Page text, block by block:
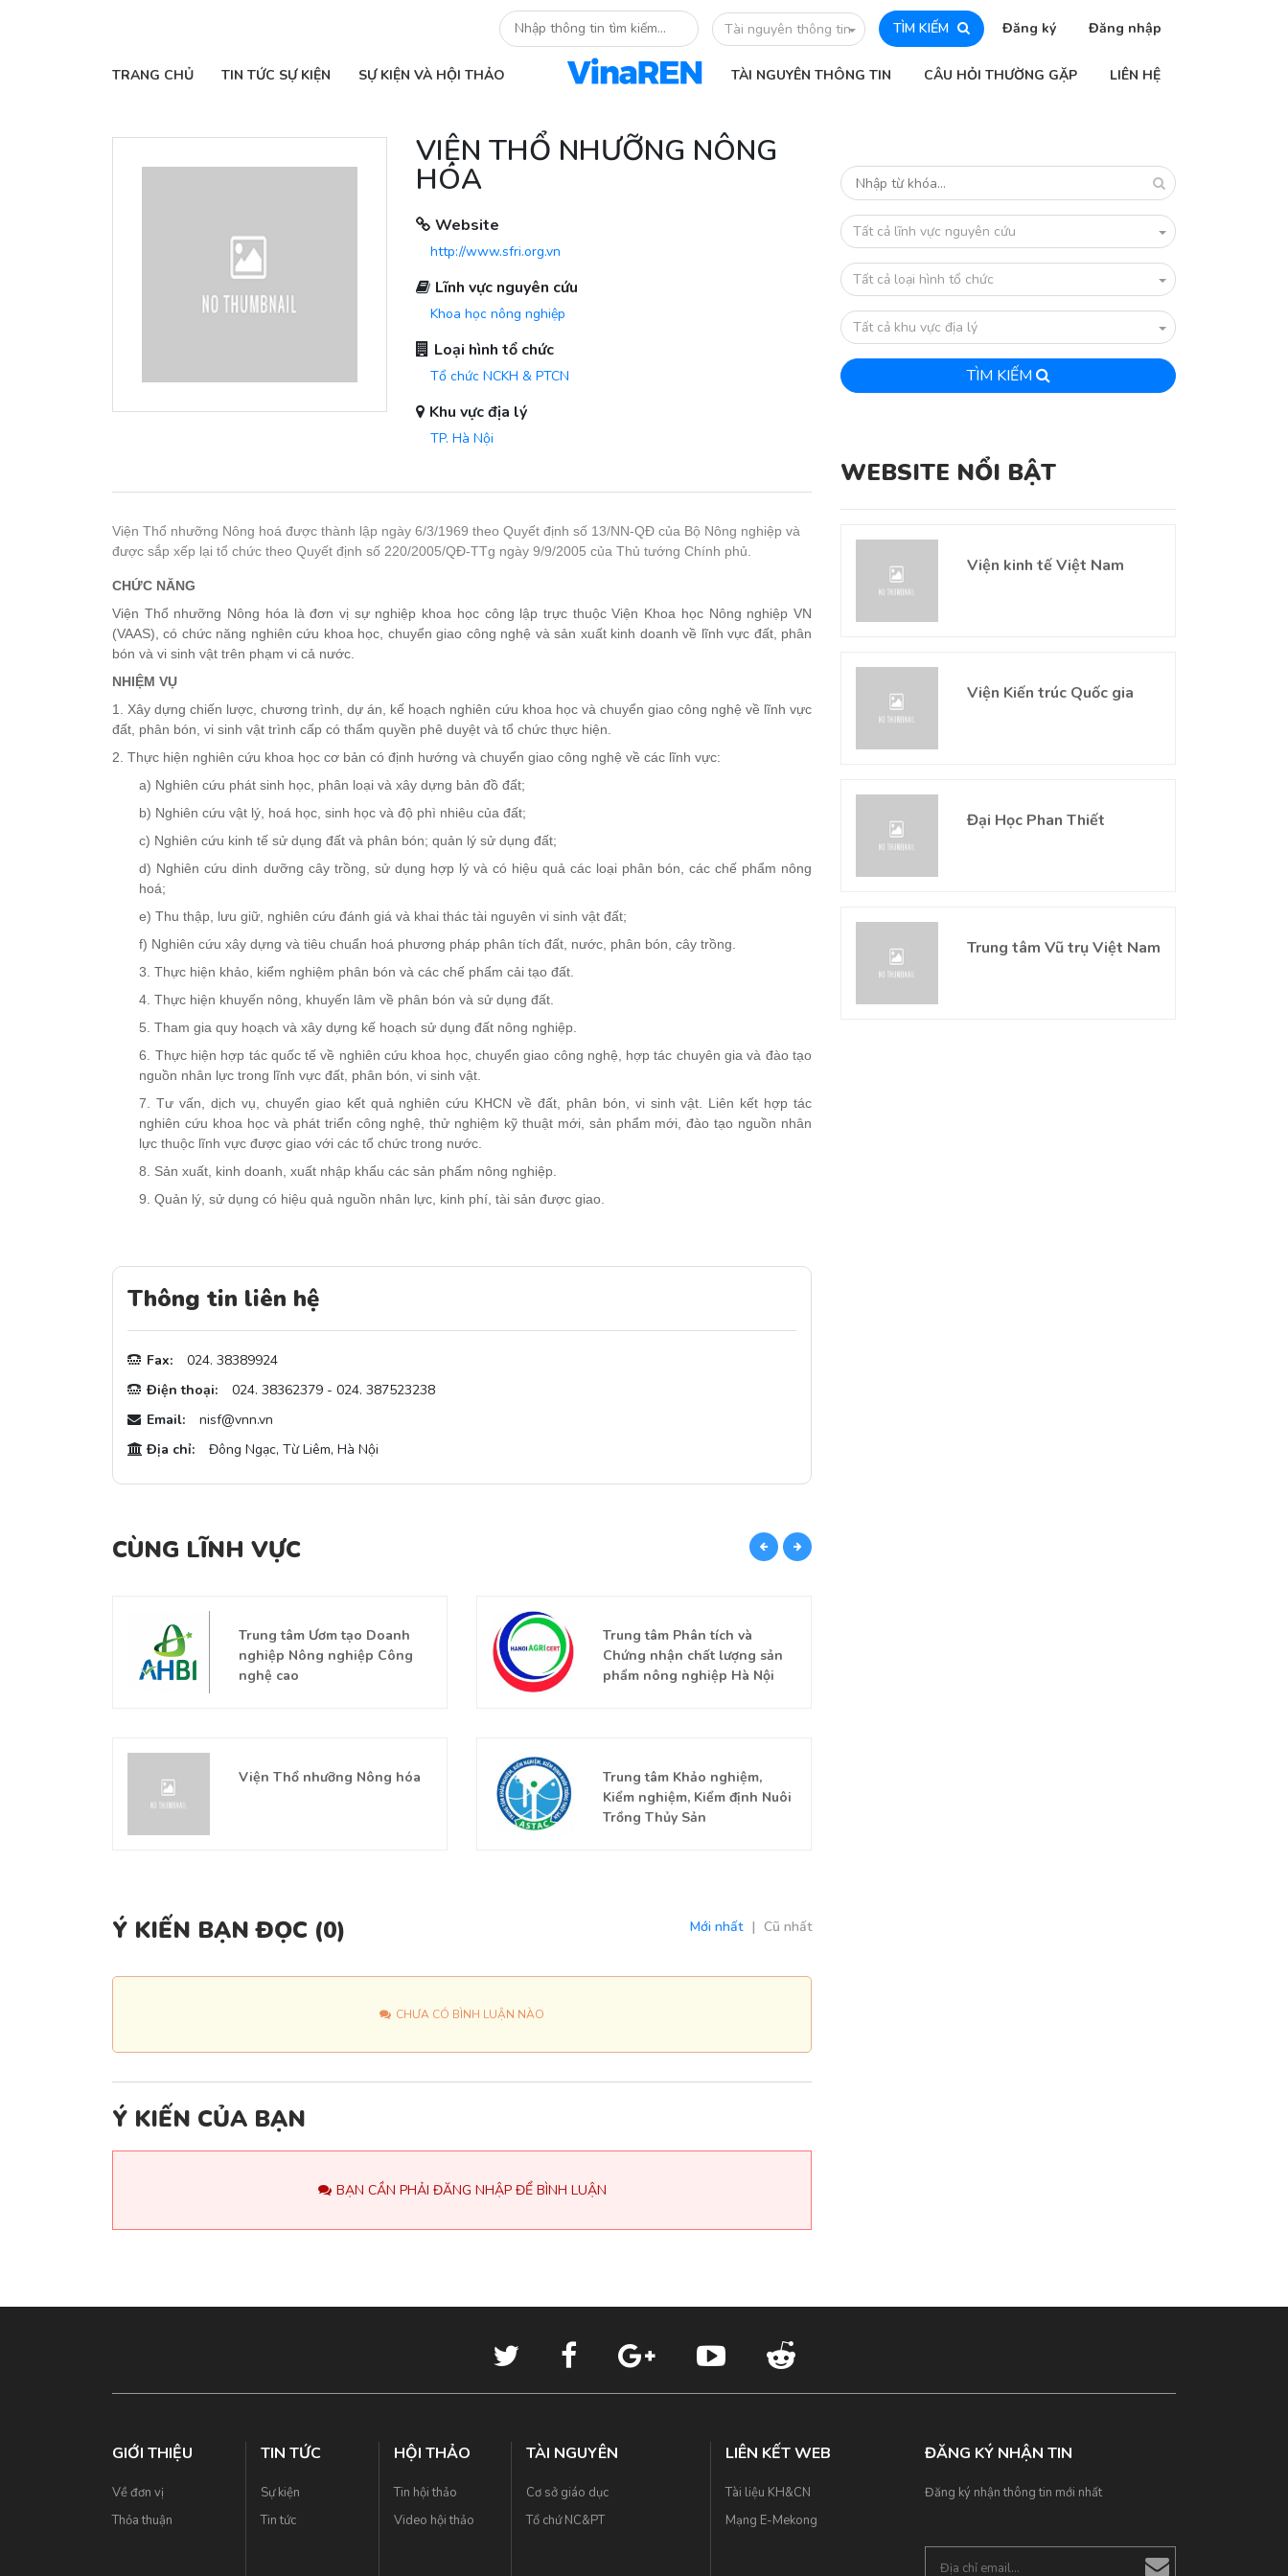
Tài nguyên thông tin TÌM KIẾM Đăng ký Đăng nhập
TRANG CHỦ TIN TỨC SỰ KIỆN SỰ KIỆN VÀ HỘI THẢO TÀI NGUYÊN THÔNG TIN CÂU HỎI THƯỜNG GẶP LIÊN HỆ
VIỆN THỔ NHƯỠNG NÔNG
HÓA
Website
http://www.sfri.org.vn
Lĩnh vực nguyên cứu
Khoa học nông nghiệp
Loại hình tổ chức
Tổ chức NCKH & PTCN
Khu vực địa lý
TP. Hà Nội
Viện Thổ nhưỡng Nông hoá được thành lập ngày 6/3/1969 theo Quyết định số 13/NN-QĐ của Bộ Nông nghiệp và
được sắp xếp lại tổ chức theo Quyết định số 220/2005/QĐ-TTg ngày 9/9/2005 của Thủ tướng Chính phủ.
CHỨC NĂNG
Viện Thổ nhưỡng Nông hóa là đơn vị sự nghiệp khoa học công lập trực thuộc Viện Khoa học Nông nghiệp VN
(VAAS), có chức năng nghiên cứu khoa học, chuyển giao công nghệ và sản xuất kinh doanh về lĩnh vực đất, phân
bón và vi sinh vật trên phạm vi cả nước.
NHIỆM VỤ
1. Xây dựng chiến lược, chương trình, dự án, kế hoạch nghiên cứu khoa học và chuyển giao công nghệ về lĩnh vực
đất, phân bón, vi sinh vật trình cấp có thẩm quyền phê duyệt và tổ chức thực hiện.
2. Thực hiện nghiên cứu khoa học cơ bản có định hướng và chuyển giao công nghệ về các lĩnh vực:
a) Nghiên cứu phát sinh học, phân loại và xây dựng bản đồ đất;
b) Nghiên cứu vật lý, hoá học, sinh học và độ phì nhiêu của đất;
c) Nghiên cứu kinh tế sử dụng đất và phân bón; quản lý sử dụng đất;
d) Nghiên cứu dinh dưỡng cây trồng, sử dụng hợp lý và có hiệu quả các loại phân bón, các chế phẩm nông
hoá;
e) Thu thập, lưu giữ, nghiên cứu đánh giá và khai thác tài nguyên vi sinh vật đất;
f) Nghiên cứu xây dựng và tiêu chuẩn hoá phương pháp phân tích đất, nước, phân bón, cây trồng.
3. Thực hiện khảo, kiểm nghiệm phân bón và các chế phẩm cải tạo đất.
4. Thực hiện khuyến nông, khuyến lâm về phân bón và sử dụng đất.
5. Tham gia quy hoạch và xây dựng kế hoạch sử dụng đất nông nghiệp.
6. Thực hiện hợp tác quốc tế về nghiên cứu khoa học, chuyển giao công nghệ, hợp tác chuyên gia và đào tạo
nguồn nhân lực trong lĩnh vực đất, phân bón, vi sinh vật.
7. Tư vấn, dịch vụ, chuyển giao kết quả nghiên cứu KHCN về đất, phân bón, vi sinh vật. Liên kết hợp tác
nghiên cứu khoa học và phát triển công nghệ, thử nghiệm kỹ thuật mới, sản phẩm mới, đào tạo nguồn nhân
lực thuộc lĩnh vực được giao với các tổ chức trong nước.
8. Sản xuất, kinh doanh, xuất nhập khẩu các sản phẩm nông nghiệp.
9. Quản lý, sử dụng có hiệu quả nguồn nhân lực, kinh phí, tài sản được giao.
Thông tin liên hệ
Fax:
024. 38389924
Điện thoại:
024. 38362379 - 024. 387523238
Email:
nisf@vnn.vn
Địa chỉ:
Đông Ngạc, Từ Liêm, Hà Nội
CÙNG LĨNH VỰC
Trung tâm Ươm tạo Doanh
nghiệp Nông nghiệp Công
nghệ cao
Trung tâm Phân tích và
Chứng nhận chất lượng sản
phẩm nông nghiệp Hà Nội
Viện Thổ nhưỡng Nông hóa
Trung tâm Khảo nghiệm,
Kiểm nghiệm, Kiểm định Nuôi
Trồng Thủy Sản
Ý KIẾN BẠN ĐỌC (0) Mới nhất | Cũ nhất
CHƯA CÓ BÌNH LUẬN NÀO
Ý KIẾN CỦA BẠN
BẠN CẦN PHẢI ĐĂNG NHẬP ĐỂ BÌNH LUẬN
Tất cả lĩnh vực nguyên cứu
Tất cả loại hình tổ chức
Tất cả khu vực địa lý
TÌM KIẾM
WEBSITE NỔI BẬT
Viện kinh tế Việt Nam
Viện Kiến trúc Quốc gia
Đại Học Phan Thiết
Trung tâm Vũ trụ Việt Nam
GIỚI THIỆU
Về đơn vị
Thỏa thuận
TIN TỨC
Sự kiện
Tin tức
HỘI THẢO
Tin hội thảo
Video hội thảo
TÀI NGUYÊN
Cơ sở giáo dục
Tổ chứ NC&PT
LIÊN KẾT WEB
Tài liệu KH&CN
Mạng E-Mekong
ĐĂNG KÝ NHẬN TIN
Đăng ký nhận thông tin mới nhất